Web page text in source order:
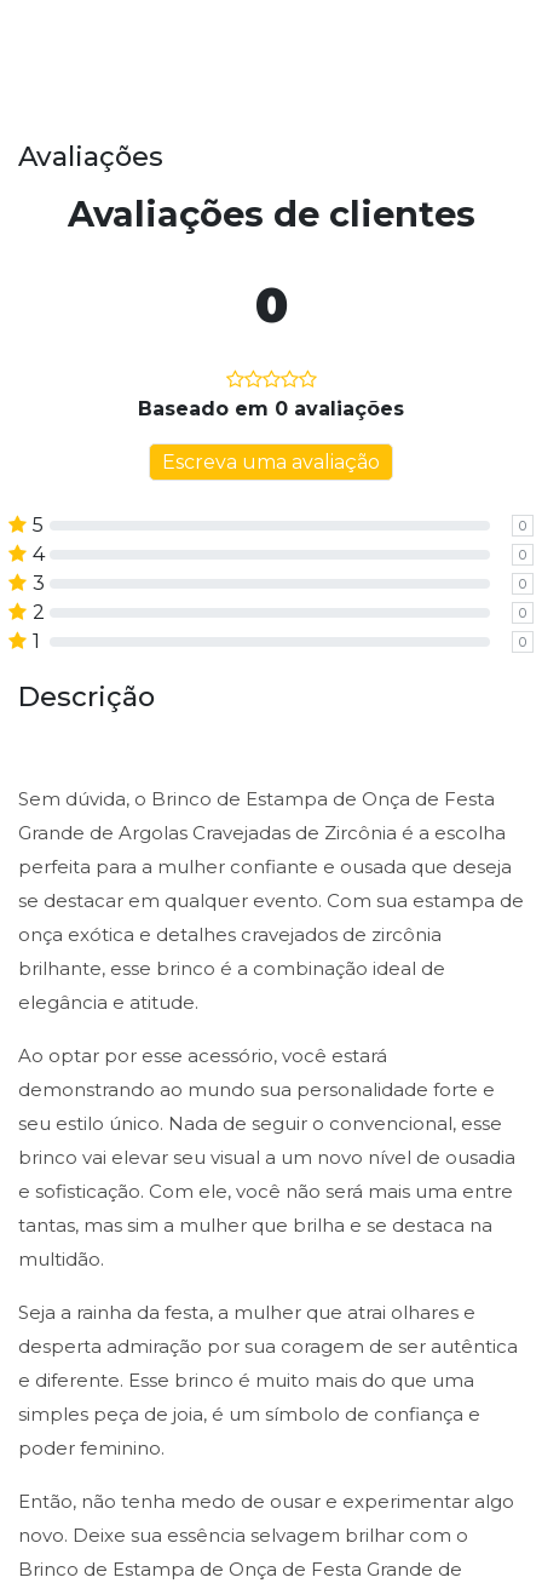
Avaliações
Avaliações de clientes
0
Baseado em 0 avaliações
Escreva uma avaliação
5 0
4 0
3 0
2 0
1 0
Descrição
Sem dúvida, o Brinco de Estampa de Onça de Festa
Grande de Argolas Cravejadas de Zircônia é a escolha
perfeita para a mulher confiante e ousada que deseja
se destacar em qualquer evento. Com sua estampa de
onça exótica e detalhes cravejados de zircônia
brilhante, esse brinco é a combinação ideal de
elegância e atitude.
Ao optar por esse acessório, você estará
demonstrando ao mundo sua personalidade forte e
seu estilo único. Nada de seguir o convencional, esse
brinco vai elevar seu visual a um novo nível de ousadia
e sofisticação. Com ele, você não será mais uma entre
tantas, mas sim a mulher que brilha e se destaca na
multidão.
Seja a rainha da festa, a mulher que atrai olhares e
desperta admiração por sua coragem de ser autêntica
e diferente. Esse brinco é muito mais do que uma
simples peça de joia, é um símbolo de confiança e
poder feminino.
Então, não tenha medo de ousar e experimentar algo
novo. Deixe sua essência selvagem brilhar com o
Brinco de Estampa de Onça de Festa Grande de